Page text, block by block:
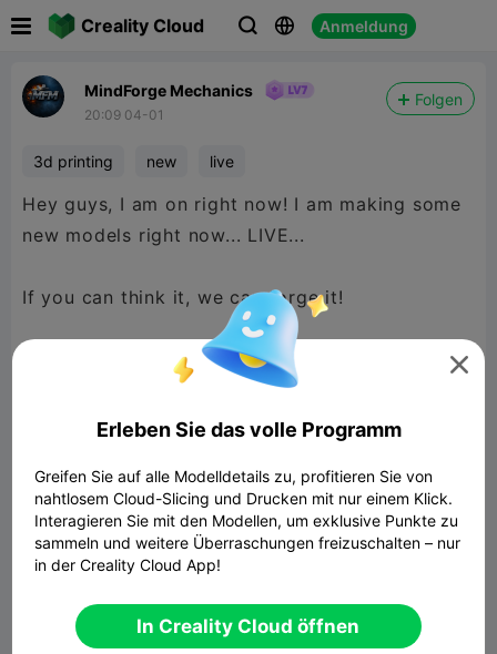
Creality Cloud   Anmeldung
MindForge Mechanics
20:09 04-01
Folgen
3d printing new live
Hey guys, I am on right now! I am making some
new models right now... LIVE...
If you can think it, we can forge it!

Erleben Sie das volle Programm
Greifen Sie auf alle Modelldetails zu, profitieren Sie von
nahtlosem Cloud-Slicing und Drucken mit nur einem Klick.
Interagieren Sie mit den Modellen, um exklusive Punkte zu
sammeln und weitere Überraschungen freizuschalten – nur
in der Creality Cloud App!
In Creality Cloud öffnen